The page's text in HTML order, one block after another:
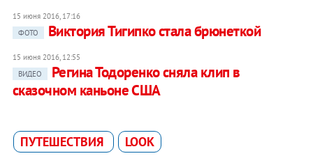
15 июня 2016, 17:16
ФОТО
Виктория Тигипко стала брюнеткой
15 июня 2016, 12:55
ВИДЕО
Регина Тодоренко сняла клип в
сказочном каньоне США
ПУТЕШЕСТВИЯ LOOK